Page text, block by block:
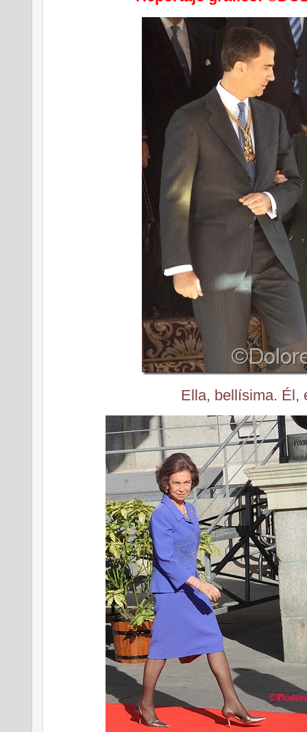
Ella, bellísima. Él,